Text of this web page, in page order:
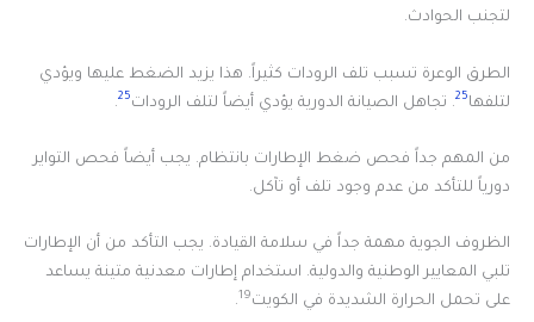
لتجنب الحوادث.
الطرق الوعرة تسبب تلف الرودات كثيراً. هذا يزيد الضغط عليها ويؤدي
لتلفها25. تجاهل الصيانة الدورية يؤدي أيضاً لتلف الرودات25
.
من المهم جداً فحص ضغط الإطارات بانتظام. يجب أيضاً فحص التواير
دورياً للتأكد من عدم وجود تلف أو تآكل.
الظروف الجوية مهمة جداً في سلامة القيادة. يجب التأكد من أن الإطارات
تلبي المعايير الوطنية والدولية. استخدام إطارات معدنية متينة يساعد
على تحمل الحرارة الشديدة في الكويت19
.